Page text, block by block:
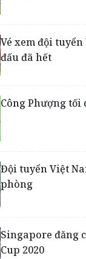
Vé xem đội
đấu đã hết
Công Phượng tối
Đội tuyển Việt
phòng
Singapore đăng
Cup 2020